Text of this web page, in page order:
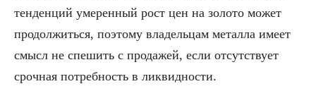
тенденций умеренный рост цен на золото может
продолжиться, поэтому владельцам металла имеет
смысл не спешить с продажей, если отсутствует
срочная потребность в ликвидности.